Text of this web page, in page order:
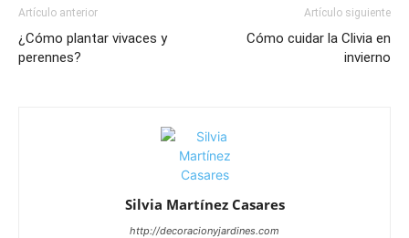
Artículo anterior
¿Cómo plantar vivaces y
perennes?
Artículo siguiente
Cómo cuidar la Clivia en
invierno
Silvia Martínez Casares
http://decoracionyjardines.com